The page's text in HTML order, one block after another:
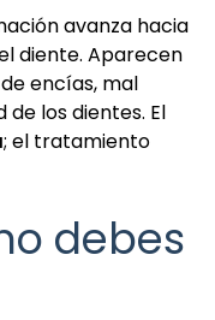
avanza hacia
diente. Aparecen
encías, mal
los dientes. El
; el tratamiento
debes